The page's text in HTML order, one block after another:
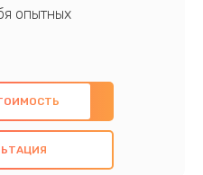
опытных
знаниями и
ремонт с
компонентов, а
всех
цель - предоставить